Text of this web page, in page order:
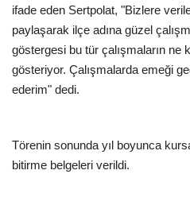
ifade eden Sertpolat, "Bizlere
paylaşarak ilçe adına güzel
göstergesi bu tür çalışmaların ne
gösteriyor. Çalışmalarda emeği
ederim" dedi.
Törenin sonunda yıl boyunca
bitirme belgeleri verildi.